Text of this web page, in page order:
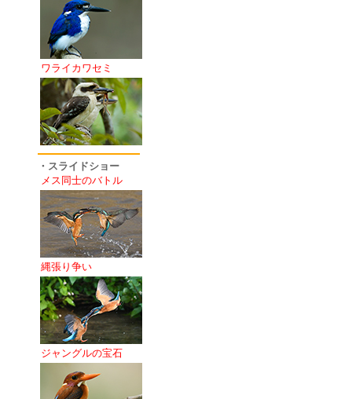
ワライカワセミ
・スライドショー
メス同士のバトル
縄張り争い
ジャングルの宝石